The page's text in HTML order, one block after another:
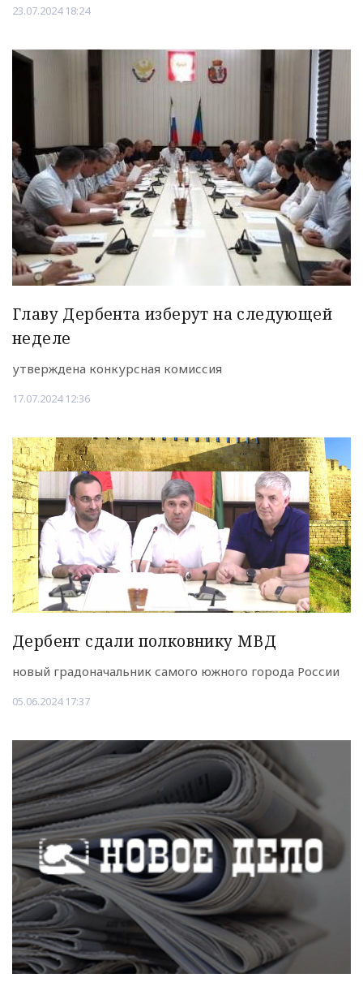
23.07.2024 18:24
Главу Дербента изберут на следующей
неделе
утверждена конкурсная комиссия
17.07.2024 12:36
Дербент сдали полковнику МВД
новый градоначальник самого южного города России
05.06.2024 17:37